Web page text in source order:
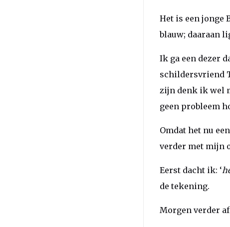
Het is een jonge
blauw; daaraan
Ik ga een dezer
schildersvriend
zijn denk ik wel
geen probleem
Omdat het nu
verder met mijn
Eerst dacht ik: ‘
de tekening.
Morgen verder